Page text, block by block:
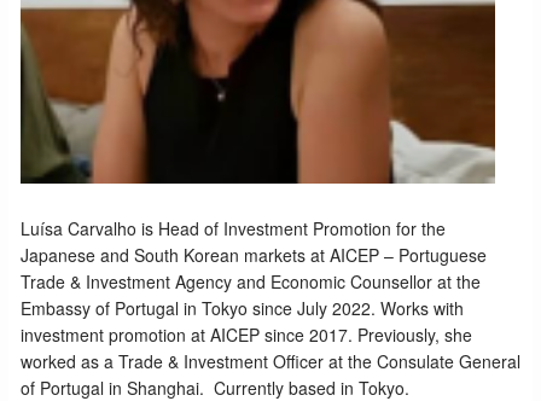
Luísa Carvalho is Head of Investment Promotion for the
Japanese and South Korean markets at AICEP – Portuguese
Trade & Investment Agency and Economic Counsellor at the
Embassy of Portugal in Tokyo since July 2022. Works with
investment promotion at AICEP since 2017. Previously, she
worked as a Trade & Investment Officer at the Consulate General
of Portugal in Shanghai. Currently based in Tokyo.